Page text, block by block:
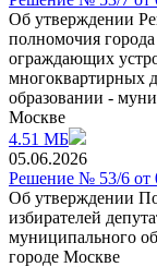
Об утверждении
полномочия
ограждающих
многоквартирных
образовании -
Москве
4.51 МБ
05.06.2026
Решение № 53/6 от
Об утверждении
избирателей
муниципального
городе Москве